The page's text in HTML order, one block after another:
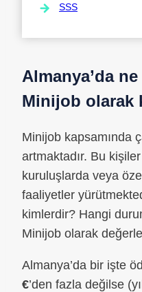
SSS
Almanya’da
Minijob olarak
Minijob kapsamında
artmaktadır. Bu
kuruluşlarda veya
faaliyetler
kimlerdir? Hangi
Minijob olarak
Almanya’da bir işte
€’den fazla değilse